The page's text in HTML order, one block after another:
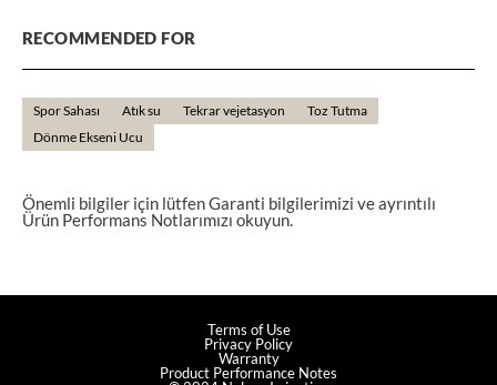
RECOMMENDED FOR
Spor Sahası Atık su Tekrar vejetasyon
Toz Tutma
Dönme Ekseni Ucu
Önemli bilgiler için lütfen Garanti bilgilerimizi ve ayrıntılı
Ürün Performans Notlarımızı okuyun.
Terms of Use
Privacy Policy
Warranty
Product Performance Notes